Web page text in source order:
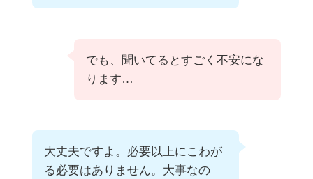
でも、聞いてるとすごく不安にな
ります…
大丈夫ですよ。必要以上にこわが
る必要はありません。大事なの